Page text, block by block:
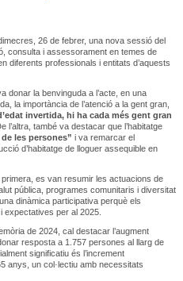
26 de febrer, una nova sessió del
consulta i assessorament en temes de
diferents professionals i entitats d’aquests
donar la benvinguda a l’acte, en una
la importància de l’atenció a la gent gran,
invertida, hi ha cada més gent gran
l’altra, també va destacar que l’habitatge
les persones” i va remarcar el
d’habitatge de lloguer assequible en
es van resumir les actuacions de
pública, programes comunitaris i diversitat
dinàmica participativa perquè els
per al 2025.
de 2024, cal destacar l’augment
resposta a 1.757 persones al llarg de
significatiu és l’increment
anys, un col·lectiu amb necessitats